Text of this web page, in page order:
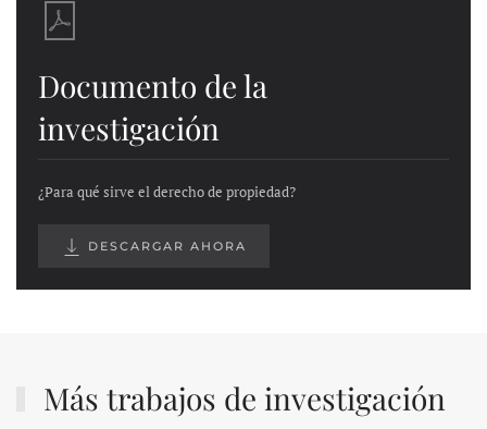
Documento de la
investigación
¿Para qué sirve el derecho de propiedad?
DESCARGAR AHORA
Más trabajos de investigación